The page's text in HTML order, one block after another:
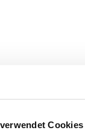
Cookies